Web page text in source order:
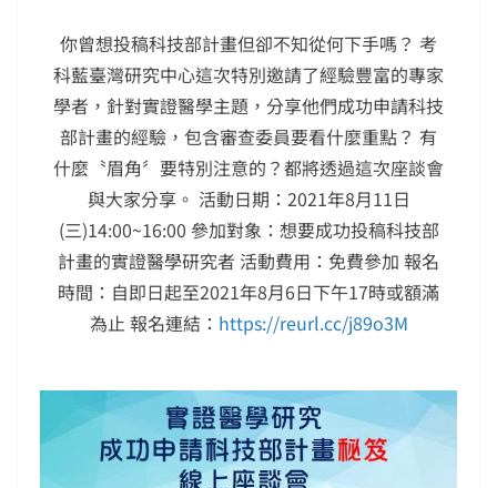
你曾想投稿科技部計畫但卻不知從何下手嗎？ 考
科藍臺灣研究中心這次特別邀請了經驗豐富的專家
學者，針對實證醫學主題，分享他們成功申請科技
部計畫的經驗，包含審查委員要看什麼重點？ 有
什麼〝眉角〞要特別注意的？都將透過這次座談會
與大家分享。 活動日期：2021年8月11日
(三)14:00~16:00 參加對象：想要成功投稿科技部
計畫的實證醫學研究者 活動費用：免費參加 報名
時間：自即日起至2021年8月6日下午17時或額滿
為止 報名連結： https://reurl.cc/j89o3M